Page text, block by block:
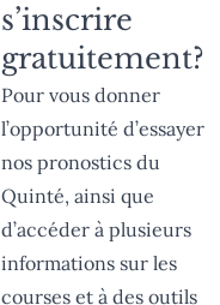
s’inscrire
gratuitement?
Pour vous donner
l’opportunité d’essayer
nos pronostics du
Quinté, ainsi que
d’accéder à plusieurs
informations sur les
courses et à des outils